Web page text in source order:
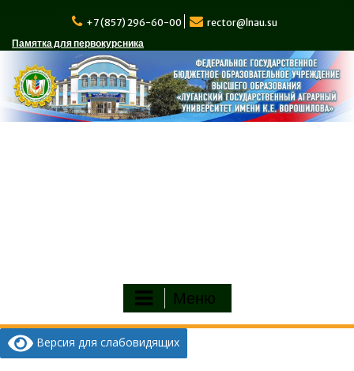
содержимому
+7 (857) 296-60-00
rector@lnau.su
Памятка для первокурсника
Меню
Версия для слабовидящих